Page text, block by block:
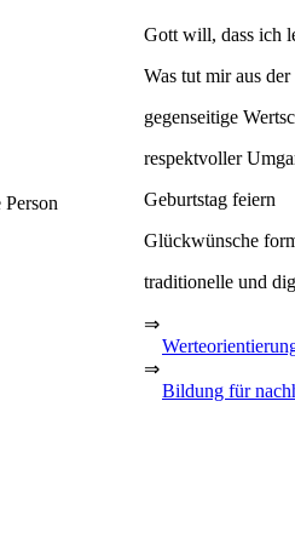
Gott will, dass ich
Was tut mir aus
gegenseitige
respektvoller
Geburtstag feiern
Glückwünsche
traditionelle und
⇒
⇒
Bildung für